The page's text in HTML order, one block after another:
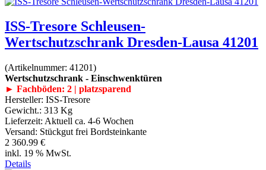
ISS-Tresore Schleusen-
Wertschutzschrank Dresden-Lausa 41201
(Artikelnummer: 41201)
Wertschutzschrank - Einschwenktüren
► Fachböden: 2 | platzsparend
Hersteller: ISS-Tresore
Gewicht.: 313 Kg
Lieferzeit: Aktuell ca. 4-6 Wochen
Versand: Stückgut frei Bordsteinkante
2 360.99 €
inkl. 19 % MwSt.
Details